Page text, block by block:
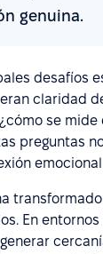
genuina.
desafíos
claridad
se mide
preguntas
En